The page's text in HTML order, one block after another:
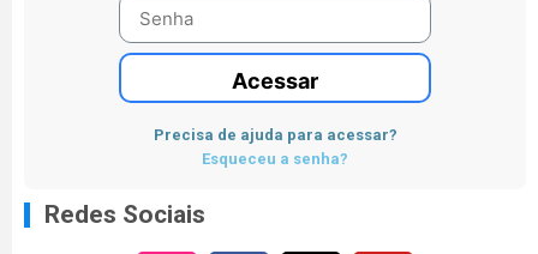
Acessar
Precisa de ajuda para acessar?
Esqueceu a senha?
Redes Sociais